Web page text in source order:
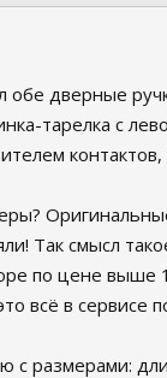
обе дверные
тарелка с
Так смысл
по цене выше
всё в сервисе
с размерами: